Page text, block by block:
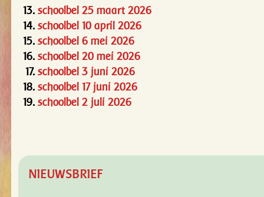
schoolbel 25 maart 2026
schoolbel 10 april 2026
schoolbel 6 mei 2026
schoolbel 20 mei 2026
schoolbel 3 juni 2026
schoolbel 17 juni 2026
schoolbel 2 juli 2026
NIEUWSBRIEF